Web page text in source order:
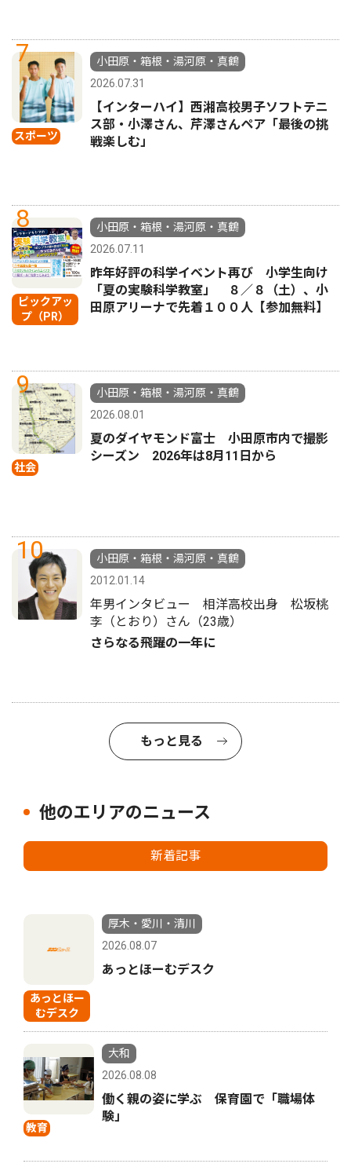
7
スポーツ
小田原・箱根・湯河原・真鶴
2026.07.31
【インターハイ】西湘高校男子ソフトテニ
ス部・小澤さん、芹澤さんペア「最後の挑
戦楽しむ」
8
ピックアッ
プ（PR）
小田原・箱根・湯河原・真鶴
2026.07.11
昨年好評の科学イベント再び 小学生向け
「夏の実験科学教室」 ８／８（土）、小
田原アリーナで先着１００人【参加無料】
9
社会
小田原・箱根・湯河原・真鶴
2026.08.01
夏のダイヤモンド富士 小田原市内で撮影
シーズン 2026年は8月11日から
10
小田原・箱根・湯河原・真鶴
2012.01.14
年男インタビュー 相洋高校出身 松坂桃
李（とおり）さん（23歳）
さらなる飛躍の一年に
もっと見る
他のエリアのニュース
新着記事
あっとほー
むデスク
厚木・愛川・清川
2026.08.07
あっとほーむデスク
教育
大和
2026.08.08
働く親の姿に学ぶ 保育園で「職場体
験」